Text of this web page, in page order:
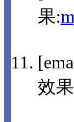
果:
效